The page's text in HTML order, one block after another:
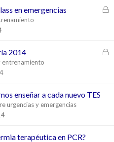
C
a
en emergencias
C
2014
entrenamiento
enseñar a cada nuevo TES
urgencias y emergencias
terapéutica en PCR?